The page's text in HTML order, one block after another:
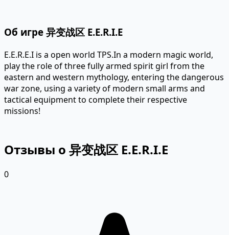
Об игре 异变战区 E.E.R.I.E
E.E.R.E.I is a open world TPS.In a modern magic world,
play the role of three fully armed spirit girl from the
eastern and western mythology, entering the dangerous
war zone, using a variety of modern small arms and
tactical equipment to complete their respective
missions!
Отзывы о 异变战区 E.E.R.I.E
0